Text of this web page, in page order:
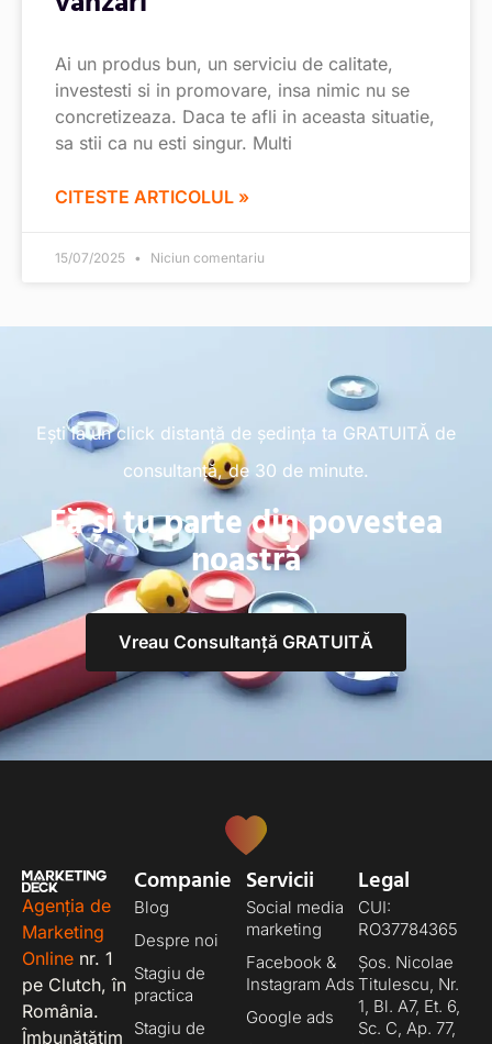
Ai un produs bun, un serviciu de calitate,
investesti si in promovare, insa nimic nu se
concretizeaza. Daca te afli in aceasta situatie,
sa stii ca nu esti singur. Multi
CITESTE ARTICOLUL »
15/07/2025 Niciun comentariu
Ești la un click distanță de ședința ta GRATUITĂ de
consultanță, de 30 de minute.
Fă și tu parte din povestea
noastră
Vreau Consultanță GRATUITĂ
Agenția de
Marketing
Online nr. 1
pe Clutch, în
România.
Îmbunătățim
Companie
Blog
Despre noi
Stagiu de
practica
Stagiu de
Servicii
Social media
marketing
Facebook &
Instagram Ads
Google ads
Legal
CUI:
RO37784365
Șos. Nicolae
Titulescu, Nr.
1, Bl. A7, Et. 6,
Sc. C, Ap. 77,